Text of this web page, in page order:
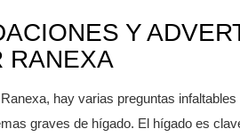
Y
RANEXA
hay varias preguntas
graves de hígado. El hígado es